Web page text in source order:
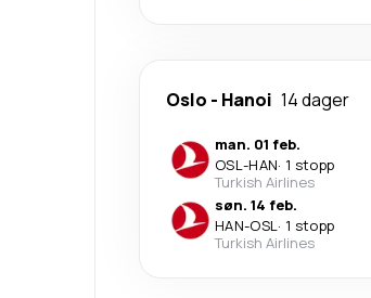
Oslo - Hanoi 14 dager
man. 01 feb.
OSL-HAN· 1 stopp
Turkish Airlines
søn. 14 feb.
HAN-OSL· 1 stopp
Turkish Airlines